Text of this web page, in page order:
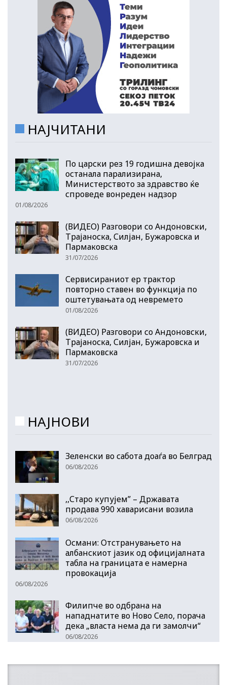
НАЈЧИТАНИ
По царски рез 19 годишна девојка
останала парализирана,
Министерството за здравство ќе
спроведе вонреден надзор
01/08/2026
(ВИДЕО) Разговори со Андоновски,
Трајаноска, Силјан, Бужаровска и
Пармаковска
31/07/2026
Сервисираниот ер трактор
повторно ставен во функција по
оштетувањата од невремето
01/08/2026
(ВИДЕО) Разговори со Андоновски,
Трајаноска, Силјан, Бужаровска и
Пармаковска
31/07/2026
НАЈНОВИ
Зеленски во сабота доаѓа во Белград
06/08/2026
,,Старо купујем” – Државата
продава 990 хаварисани возила
06/08/2026
Османи: Отстранувањето на
албанскиот јазик од официјалната
табла на границата е намерна
провокација
06/08/2026
Филипче во одбрана на
нападнатите во Ново Село, порача
дека „власта нема да ги замолчи“
06/08/2026